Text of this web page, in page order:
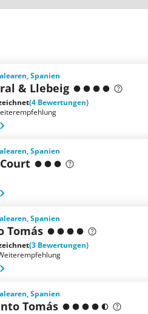
Spanien
& Llebeig
(4 Bewertungen)
Spanien
Spanien
Tomás
(3 Bewertungen)
Spanien
Tomás